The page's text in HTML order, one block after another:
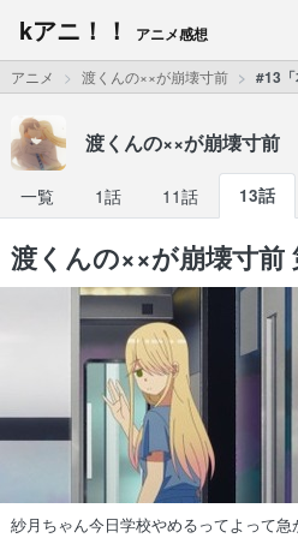
kアニ！！ アニメ感想
アニメ 渡くんの××が崩壊寸前 #13「
渡くんの××が崩壊寸前
一覧 1話 11話 13話
渡くんの××が崩壊寸前
紗月ちゃん今日学校やめるってよっ